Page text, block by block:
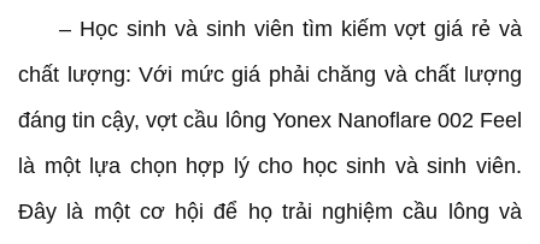
– Học sinh và sinh viên tìm kiếm vợt giá rẻ và
chất lượng: Với mức giá phải chăng và chất lượng
đáng tin cậy, vợt cầu lông Yonex Nanoflare 002 Feel
là một lựa chọn hợp lý cho học sinh và sinh viên.
Đây là một cơ hội để họ trải nghiệm cầu lông và